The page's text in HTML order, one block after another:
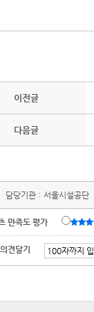
이전글
다음글
담당기관 : 서울시설공단
만족도 평가
견달기